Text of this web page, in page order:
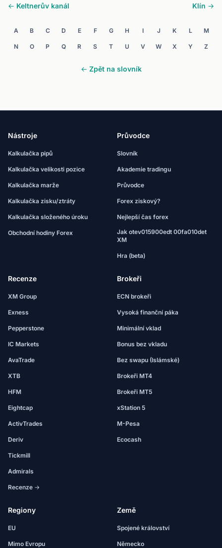
← Keltnerův kanál Klín →
A B C D E F G H I J K L M
N O P Q R S T U V W X Y Z
← Zpět na slovník
Nástroje
Kalkulačka pipů
Kalkulačka velikosti pozice
Kalkulačka marže
Kalkulačka zisku/ztráty
Kalkulačka složeného úroku
Obchodní hodiny Forex
Průvodce
Slovník
Akademie tradingu
Průvodce
Forex ziskový?
Nejlepší čas forex
Jak otev015900edt 00fa010det
XM
Hra (beta)
Recenze
XM Group
Exness
Pepperstone
IC Markets
AvaTrade
XTB
HFM
Eightcap
ActivTrades
Deriv
Tickmill
Admirals
Recenze →
Brokeři
ECN brokeři
Vysoká finanční páka
Minimální vklad
Bonus bez vkladu
Bez swapu (Islámské)
Brokeři MT4
Brokeři MT5
xStation 5
M-Pesa
Ecocash
Regiony
EU
Mimo Evropu
Země
Spojené království
Německo